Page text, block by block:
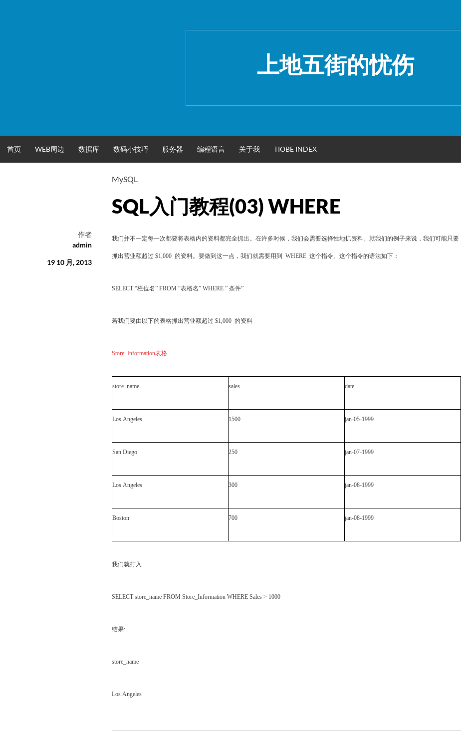
上地五街的忧伤
首页 WEB周边 数据库 数码小技巧 服务器 编程语言 关于我 TIOBE INDEX
MySQL
SQL入门教程(03) WHERE
作者
admin
19 10 月, 2013
我们并不一定每一次都要将表格内的资料都完全抓出。在许多时候，我们会需要选择性地抓资料。就我们的例子来说，我们可能只要
抓出营业额超过 $1,000 的资料。要做到这一点，我们就需要用到 WHERE 这个指令。这个指令的语法如下：
SELECT “栏位名” FROM “表格名” WHERE ” 条件”
若我们要由以下的表格抓出营业额超过 $1,000 的资料
Store_Information表格
store_name sales date
Los Angeles 1500 jan-05-1999
San Diego 250 jan-07-1999
Los Angeles 300 jan-08-1999
Boston 700 jan-08-1999
我们就打入
SELECT store_name FROM Store_Information WHERE Sales > 1000
结果:
store_name
Los Angeles